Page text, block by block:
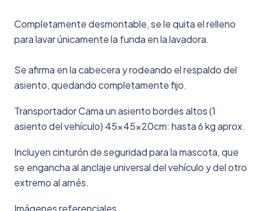
Completamente desmontable, se le quita el relleno
para lavar únicamente la funda en la lavadora.
Se afirma en la cabecera y rodeando el respaldo del
asiento, quedando completamente fijo.
Transportador Cama un asiento bordes altos (1
asiento del vehículo) 45x45x20cm: hasta 6 kg aprox.
Incluyen cinturón de seguridad para la mascota, que
se engancha al anclaje universal del vehículo y del otro
extremo al arnés.
Imágenes referenciales.